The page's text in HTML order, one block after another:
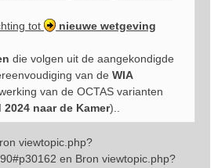
tot
nieuwe wetgeving
die volgen uit de aangekondigde
van de WIA
van de OCTAS varianten
naar de Kamer)..
viewtopic.php?
en Bron viewtopic.php?